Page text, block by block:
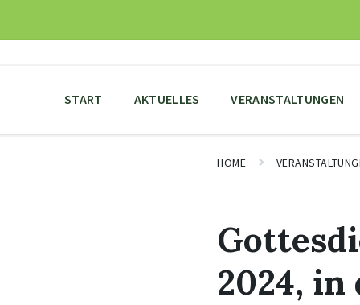
content
main
footer
START AKTUELLES VERANSTALTUNGEN
HOME
2024,